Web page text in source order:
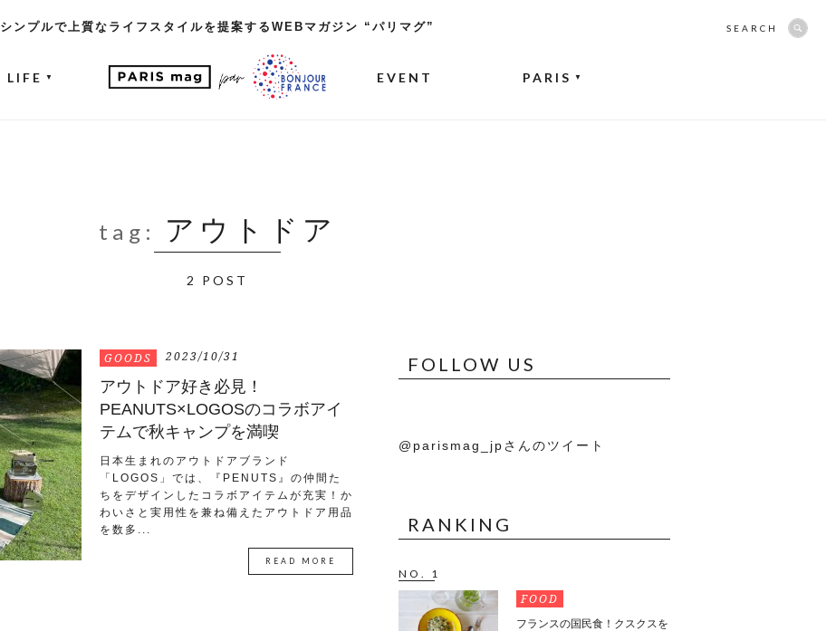
シンプルで上質なライフスタイルを提案するWEBマガジン “パリマグ”
LIFE ▼ EVENT PARIS ▼
SEARCH
tag: アウトドア
2 POST
GOODS 2023/10/31
アウトドア好き必見！
PEANUTS×LOGOSのコラボアイ
テムで秋キャンプを満喫
日本生まれのアウトドアブランド
「LOGOS」では、『PENUTS』の仲間た
ちをデザインしたコラボアイテムが充実！か
わいさと実用性を兼ね備えたアウトドア用品
を数多...
READ MORE
FOLLOW US
@parismag_jpさんのツイート
RANKING
NO. 1
FOOD
フランスの国民食！クスクスを